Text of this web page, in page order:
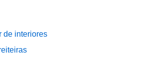
de interiores